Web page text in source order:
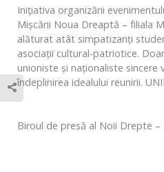
Iniţiativa organizării
Mişcării Noua Dreaptă – filiala
alăturat atât simpatizanţi
asociaţii cultural-patriotice.
unioniste şi naţionaliste sincere
îndeplinirea idealului reunirii.
Biroul de presă al Noii Drepte –